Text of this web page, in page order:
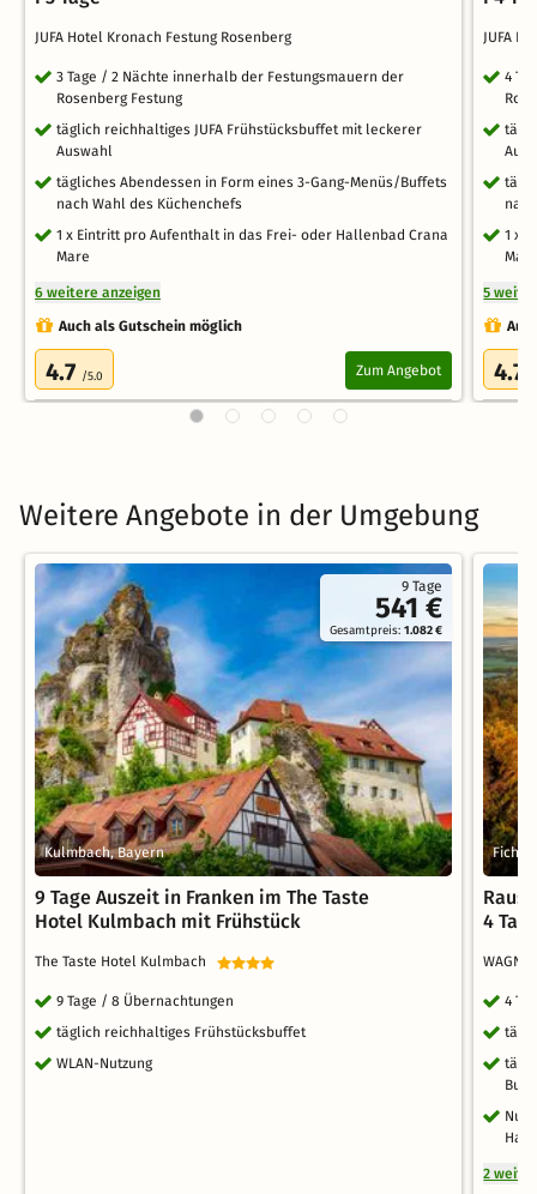
JUFA Hotel Kronach Festung Rosenberg
3 Tage / 2 Nächte innerhalb der Festungsmauern der
Rosenberg Festung
täglich reichhaltiges JUFA Frühstücksbuffet mit leckerer
Auswahl
tägliches Abendessen in Form eines 3-Gang-Menüs/Buffets
nach Wahl des Küchenchefs
1 x Eintritt pro Aufenthalt in das Frei- oder Hallenbad Crana
Mare
6 weitere anzeigen
Auch als Gutschein möglich
4.7 /5.0 Zum Angebot
JUFA
4
1 x
5
4.7
Weitere Angebote in der Umgebung
9 Tage
541 €
Gesamtpreis:1.082 €
Kulmbach, Bayern
9 Tage Auszeit in Franken im The Taste
Hotel Kulmbach mit Frühstück
The Taste Hotel Kulmbach
9 Tage / 8 Übernachtungen
täglich reichhaltiges Frühstücksbuffet
WLAN-Nutzung
Raus
4
4
2